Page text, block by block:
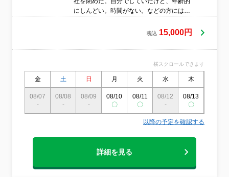
にしんどい。時間がない。などの方には、
てください。今まで3,000以上の草刈り・草
お任せ下さい。なお、現地見積は無料であ
税込 15,000円
横スクロールできます
金 土 日 月 火 水 木
08/07
-
08/08
-
08/09
-
08/10
〇
08/11
〇
08/12
-
08/13
〇
以降の予定を確認する
詳細を見る